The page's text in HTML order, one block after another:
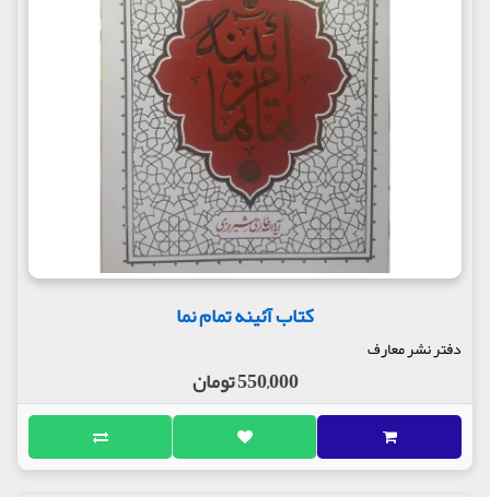
کتاب آئینه تمام نما
دفتر نشر معارف
550,000 تومان